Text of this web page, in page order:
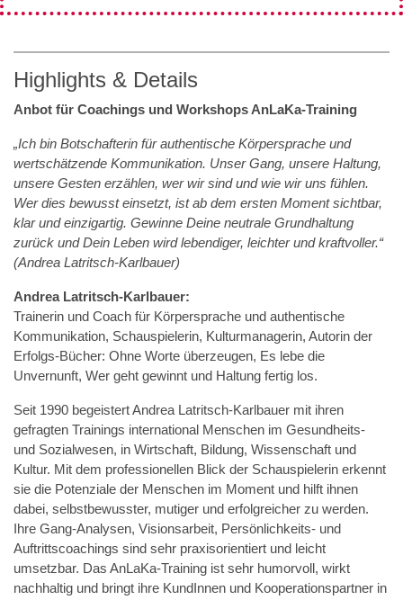
Highlights & Details
Anbot für Coachings und Workshops AnLaKa-Training
„Ich bin Botschafterin für authentische Körpersprache und
wertschätzende Kommunikation. Unser Gang, unsere Haltung,
unsere Gesten erzählen, wer wir sind und wie wir uns fühlen.
Wer dies bewusst einsetzt, ist ab dem ersten Moment sichtbar,
klar und einzigartig. Gewinne Deine neutrale Grundhaltung
zurück und Dein Leben wird lebendiger, leichter und kraftvoller.“
(Andrea Latritsch-Karlbauer)
Andrea Latritsch-Karlbauer:
Trainerin und Coach für Körpersprache und authentische
Kommunikation, Schauspielerin, Kulturmanagerin, Autorin der
Erfolgs-Bücher: Ohne Worte überzeugen, Es lebe die
Unvernunft, Wer geht gewinnt und Haltung fertig los.
Seit 1990 begeistert Andrea Latritsch-Karlbauer mit ihren
gefragten Trainings international Menschen im Gesundheits-
und Sozialwesen, in Wirtschaft, Bildung, Wissenschaft und
Kultur. Mit dem professionellen Blick der Schauspielerin erkennt
sie die Potenziale der Menschen im Moment und hilft ihnen
dabei, selbstbewusster, mutiger und erfolgreicher zu werden.
Ihre Gang-Analysen, Visionsarbeit, Persönlichkeits- und
Auftrittscoachings sind sehr praxisorientiert und leicht
umsetzbar. Das AnLaKa-Training ist sehr humorvoll, wirkt
nachhaltig und bringt ihre KundInnen und Kooperationspartner in